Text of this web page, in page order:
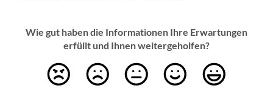
Wie gut haben die Informationen Ihre Erwartungen
erfüllt und Ihnen weitergeholfen?